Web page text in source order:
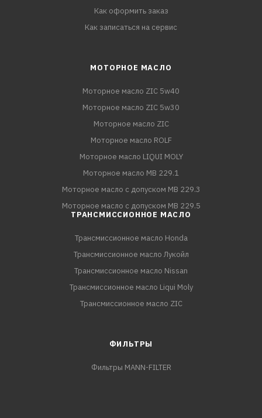
Как оформить заказ
Как записаться на сервис
МОТОРНОЕ МАСЛО
Моторное масло ZIC 5w40
Моторное масло ZIC 5w30
Моторное масло ZIC
Моторное масло ROLF
Моторное масло LIQUI MOLY
Моторное масло MB 229.1
Моторное масло с допуском MB 229.3
Моторное масло с допуском MB 229.5
ТРАНСМИССИОННОЕ МАСЛО
Трансмиссионное масло Honda
Трансмиссионное масло Лукойл
Трансмиссионное масло Nissan
Трансмиссионное масло Liqui Moly
Трансмиссионное масло ZIC
ФИЛЬТРЫ
Фильтры MANN-FILTER